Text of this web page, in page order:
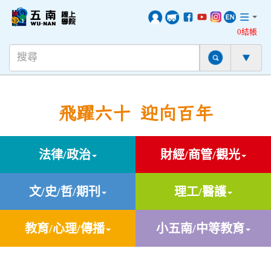
0結帳
飛躍六十 迎向百年
法律/政治 財經/商管/觀光
文/史/哲/期刊 理工/醫護
教育/心理/傳播 小五南/中等教育